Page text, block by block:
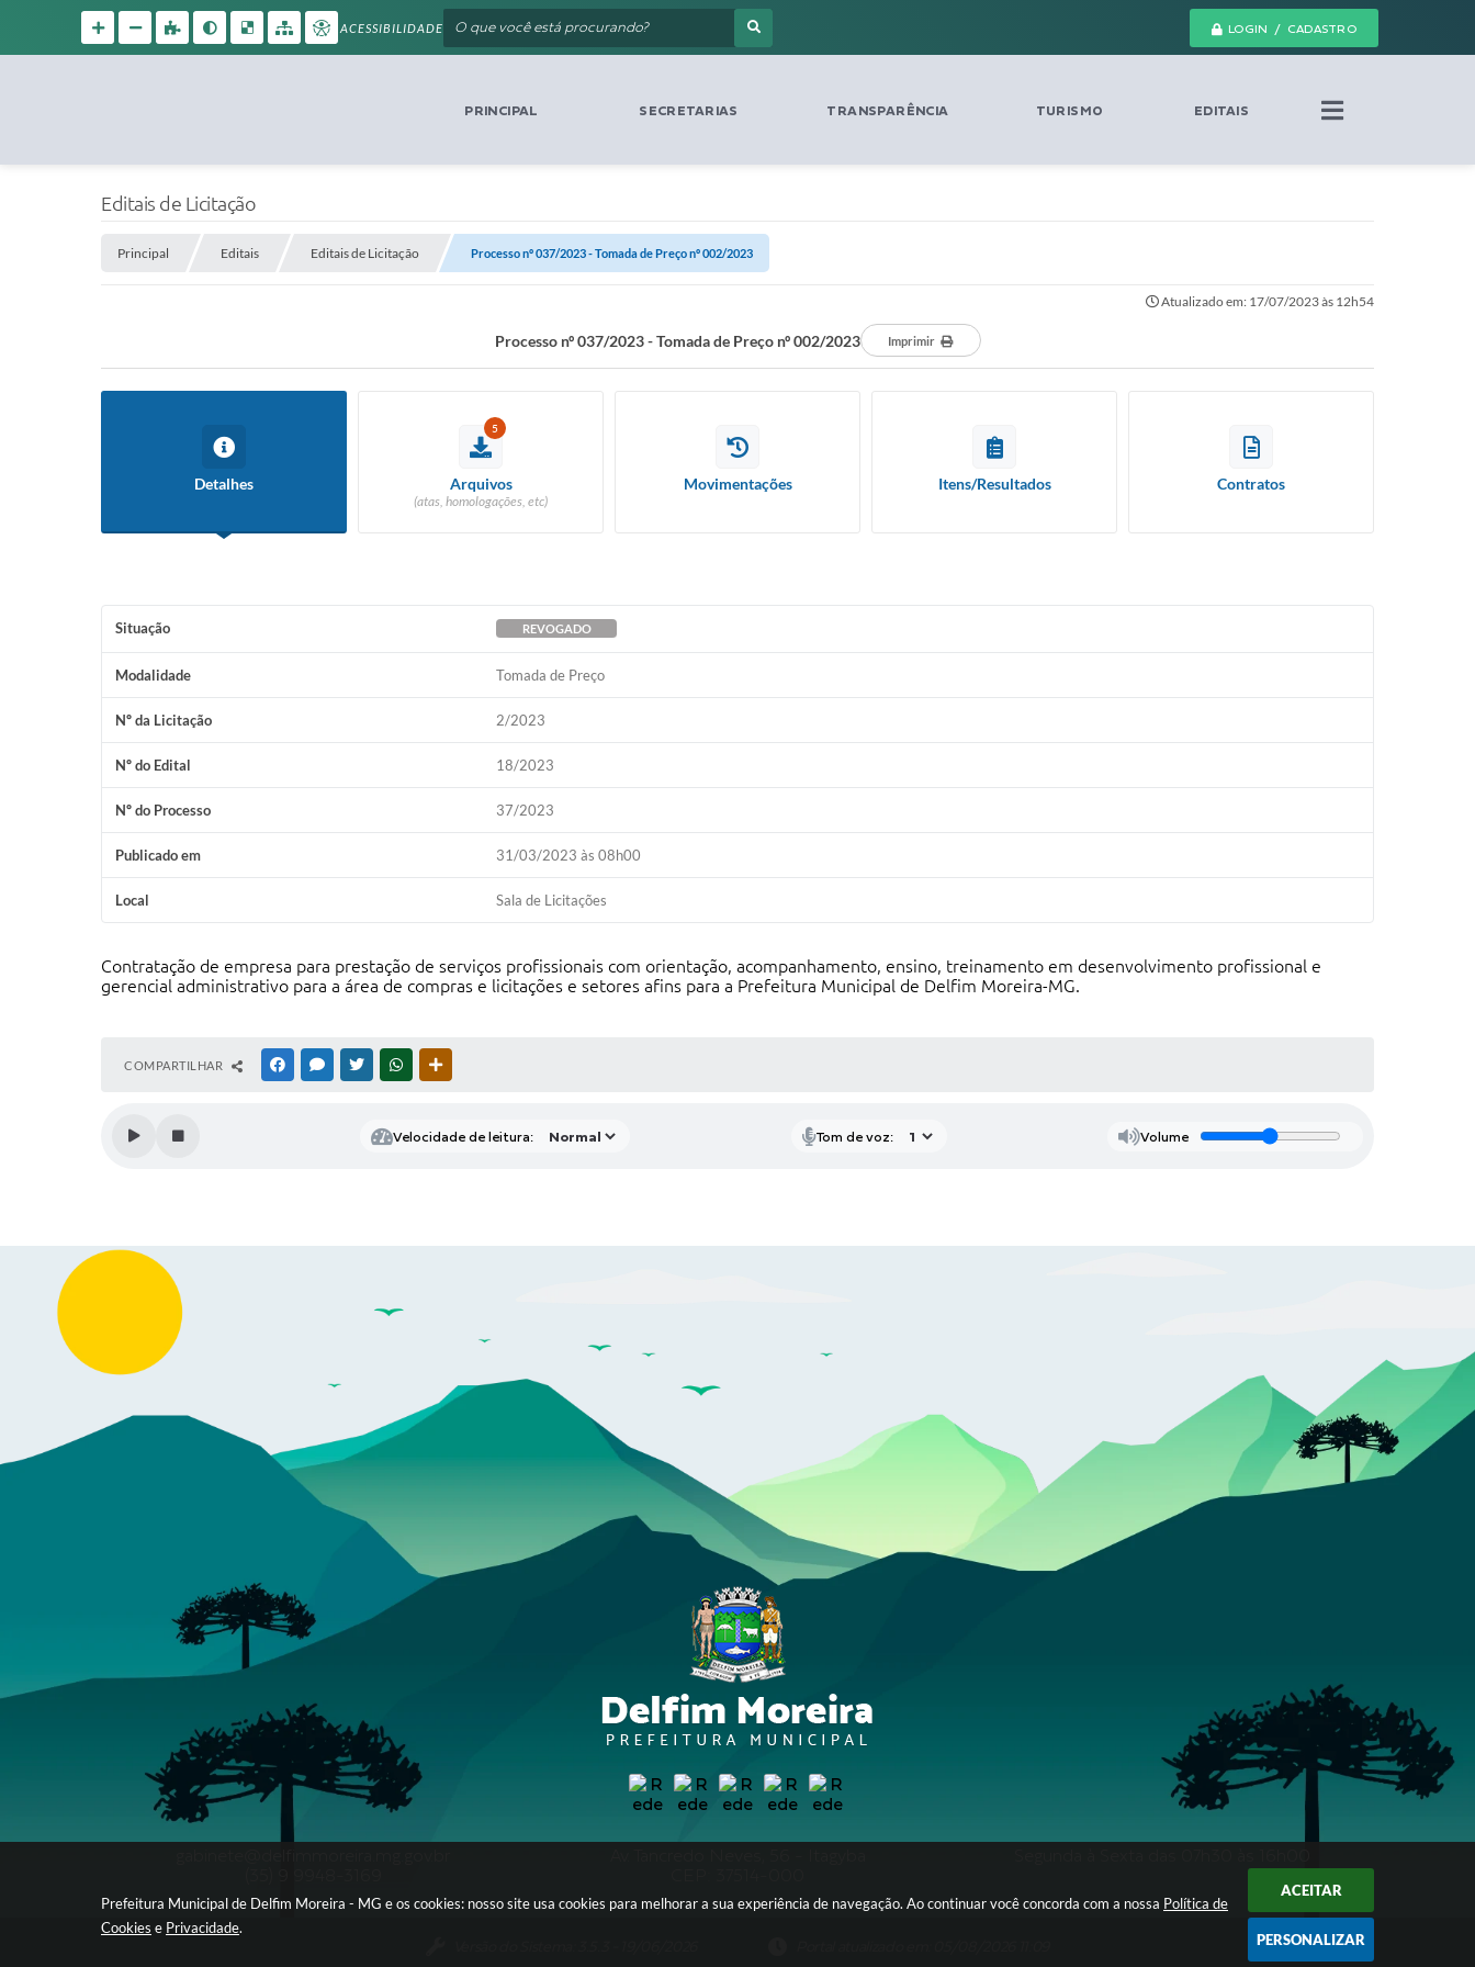
Prefeitura Municipal de Delfim Moreira - MG e os cookies: nosso site usa cookies para melhorar a sua experiência de navegação. Ao continuar você concorda com a nossa Política de
Cookies e Privacidade.
ACEITAR
PERSONALIZAR
LOGIN / CADASTRO
ACESSIBILIDADE
PRINCIPAL SECRETARIAS TRANSPARÊNCIA TURISMO EDITAIS
Editais de Licitação
Principal Editais Editais de Licitação Processo nº 037/2023 - Tomada de Preço nº 002/2023
Atualizado em: 17/07/2023 às 12h54
Processo nº 037/2023 - Tomada de Preço nº 002/2023 Imprimir
Detalhes
5
Arquivos
(atas, homologações, etc)
Movimentações Itens/Resultados Contratos
Situação REVOGADO
Modalidade Tomada de Preço
Nº da Licitação 2/2023
Nº do Edital 18/2023
Nº do Processo 37/2023
Publicado em 31/03/2023 às 08h00
Local Sala de Licitações
Contratação de empresa para prestação de serviços profissionais com orientação, acompanhamento, ensino, treinamento em desenvolvimento profissional e
gerencial administrativo para a área de compras e licitações e setores afins para a Prefeitura Municipal de Delfim Moreira-MG.
COMPARTILHAR FACEBOOKMESSENGER
TWITTERWHATSAPP
Velocidade de leitura: Tom de voz: Volume